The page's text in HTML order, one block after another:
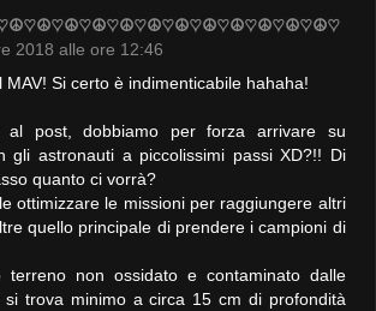
2018 alle ore 12:46
MAV! Si certo è indimenticabile hahaha!
al post, dobbiamo per forza arrivare su
gli astronauti a piccolissimi passi XD?!! Di
quanto ci vorrà?
ottimizzare le missioni per raggiungere altri
quello principale di prendere i campioni di
terreno non ossidato e contaminato dalle
si trova minimo a circa 15 cm di profondità